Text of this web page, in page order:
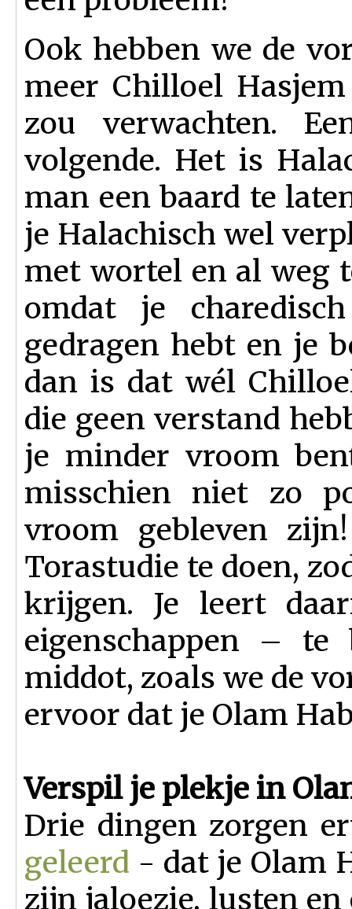
Ook hebben we de
meer Chilloel
zou verwachten.
volgende. Het is
man een baard te
je Halachisch wel
met wortel en al weg
omdat je
gedragen hebt en je
dan is dat wél
die geen verstand
je minder vroom
misschien niet zo
vroom gebleven
Torastudie te doen,
krijgen. Je leert
eigenschappen – te
middot, zoals we de
ervoor dat je Olam
Verspil je plekje in
Drie dingen zorgen
geleerd - dat je Olam
zijn jaloezie, lusten